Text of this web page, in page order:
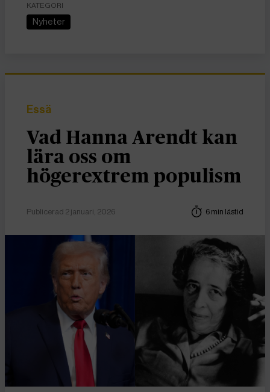
KATEGORI
Nyheter
Essä
Vad Hanna Arendt kan
lära oss om
högerextrem populism
Publicerad 2 januari, 2026 6 min lästid